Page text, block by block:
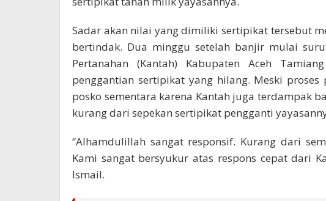
Sadar akan nilai yang dimiliki sertipikat tersebut
bertindak. Dua minggu setelah banjir mulai
Pertanahan (Kantah) Kabupaten Aceh
penggantian sertipikat yang hilang. Meski
posko sementara karena Kantah juga terdampak
kurang dari sepekan sertipikat pengganti
“Alhamdulillah sangat responsif. Kurang dari
Kami sangat bersyukur atas respons cepat dari
Ismail.